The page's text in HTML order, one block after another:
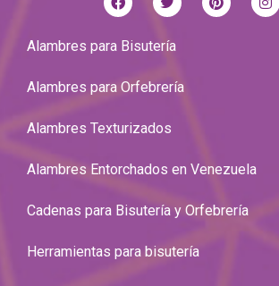
Alambres para Bisutería
Alambres para Orfebrería
Alambres Texturizados
Alambres Entorchados en Venezuela
Cadenas para Bisutería y Orfebrería
Herramientas para bisutería